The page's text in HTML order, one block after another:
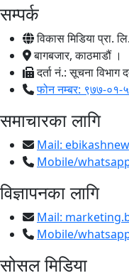
सम्पर्क
विकास मिडिया प्रा. लि.
बागबजार, काठमाडौं ।
दर्ता नं.: सूचना
फोन नम्बर: ९७७-०१-
समाचारका लागि
Mail:
Mobile/
विज्ञापनका लागि
Mail:
Mobile/
सोसल मिडिया